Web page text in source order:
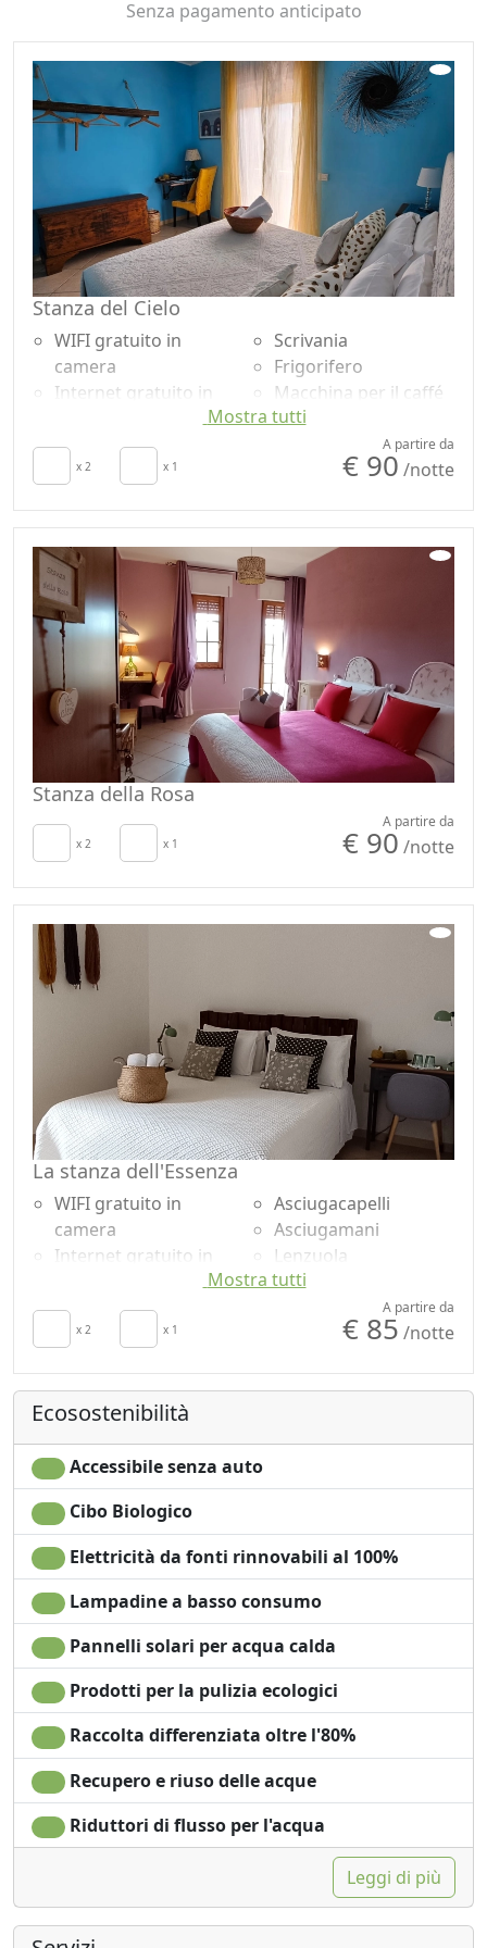
Senza pagamento anticipato
Stanza del Cielo
WIFI gratuito in
camera
Internet gratuito in
Colazione inclusa
Aria Condizionata
autonomo
Asciugacapelli
Soggiorno
Terrazza
Stendibiancheria
Asciugamani
Lenzuola
Armadio o
Guardaroba
Scrivania
Frigorifero
Macchina per il caffé
Shampoo plastic-free,
no monodose
Giardino
Arredi ecologici
Detergenti ecolabel e
vegan
Lenzuola in cotone o
lino
Bollitore con
selezione di thè e
tisane
Mostra tutti
x 2 x 1
A partire da
€ 90 /notte
Stanza della Rosa
x 2 x 1
A partire da
€ 90 /notte
La stanza dell'Essenza
WIFI gratuito in
camera
Internet gratuito in
Colazione inclusa
Aria Condizionata
autonomo
Asciugacapelli
Asciugamani
Lenzuola
Armadio o
no monodose
Mostra tutti
x 2 x 1
A partire da
€ 85 /notte
Ecosostenibilità
Accessibile senza auto
Cibo Biologico
Elettricità da fonti rinnovabili al 100%
Lampadine a basso consumo
Pannelli solari per acqua calda
Prodotti per la pulizia ecologici
Raccolta differenziata oltre l'80%
Recupero e riuso delle acque
Riduttori di flusso per l'acqua
Leggi di più